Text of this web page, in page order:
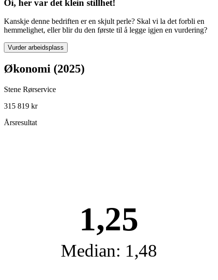
Oi, her var det klein stillhet!
Kanskje denne bedriften er en skjult perle? Skal vi la det forbli en
hemmelighet, eller blir du den første til å legge igjen en vurdering?
Vurder arbeidsplass
Økonomi (2025)
Stene Rørservice
315 819 kr
Årsresultat
1,25
Median: 1,48